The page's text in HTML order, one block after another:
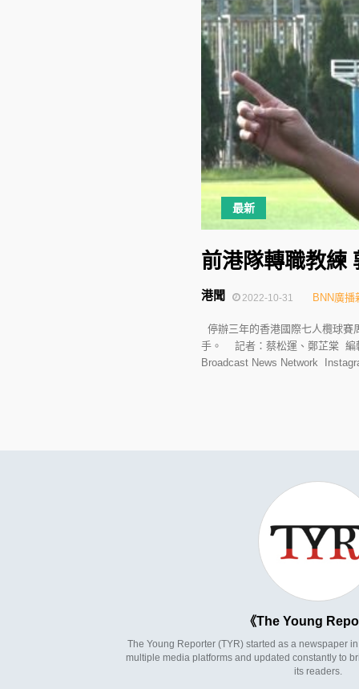
最新
前港隊轉職教練
2022-10-31
港聞 BNN廣播
停辦三年的香港國際七人欖球賽
手。 記者：蔡松運、鄭芷棠 編
Broadcast News Network
The Young
The Young Reporter (TYR) started as a newspaper
multiple media platforms and updated constantly to
its readers.